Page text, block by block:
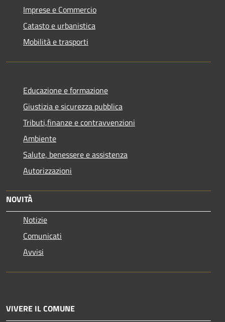
Imprese e Commercio
Catasto e urbanistica
Mobilità e trasporti
Educazione e formazione
Giustizia e sicurezza pubblica
Tributi,finanze e contravvenzioni
Ambiente
Salute, benessere e assistenza
Autorizzazioni
NOVITÀ
Notizie
Comunicati
Avvisi
VIVERE IL COMUNE